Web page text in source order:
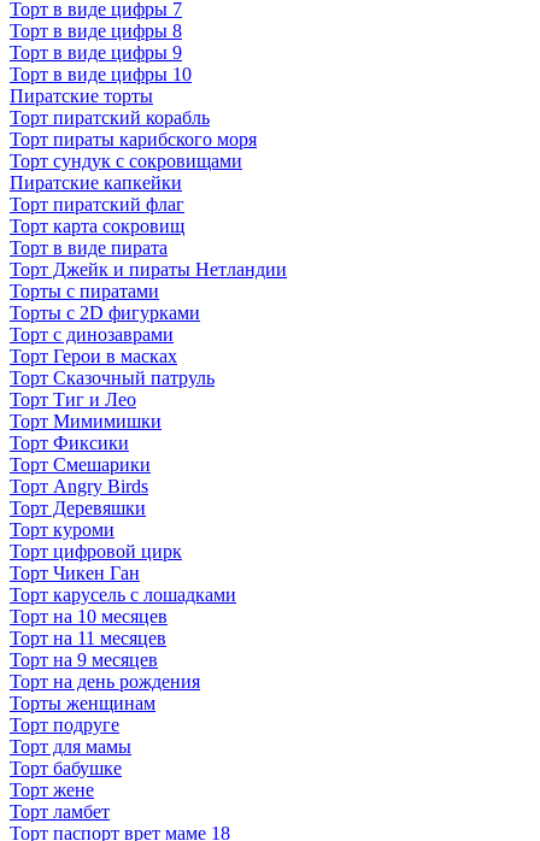
Торт в виде цифры 7
Торт в виде цифры 8
Торт в виде цифры 9
Торт в виде цифры 10
Пиратские торты
Торт пиратский корабль
Торт пираты карибского моря
Торт сундук с сокровищами
Пиратские капкейки
Торт пиратский флаг
Торт карта сокровищ
Торт в виде пирата
Торт Джейк и пираты Нетландии
Торты с пиратами
Торты с 2D фигурками
Торт с динозаврами
Торт Герои в масках
Торт Сказочный патруль
Торт Тиг и Лео
Торт Мимимишки
Торт Фиксики
Торт Смешарики
Торт Angry Birds
Торт Деревяшки
Торт куроми
Торт цифровой цирк
Торт Чикен Ган
Торт карусель с лошадками
Торт на 10 месяцев
Торт на 11 месяцев
Торт на 9 месяцев
Торт на день рождения
Торты женщинам
Торт подруге
Торт для мамы
Торт бабушке
Торт жене
Торт ламбет
Торт паспорт врет маме 18